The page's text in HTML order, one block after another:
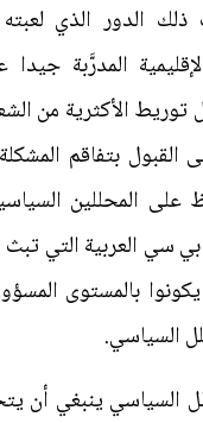
ذلك الدور الذي
المدرَّبة
توريط الأكثرية من
القبول بتفاقم
على المحللين
سي العربية التي تبث
بالمستوى
السياسي.
السياسي ينبغي أن